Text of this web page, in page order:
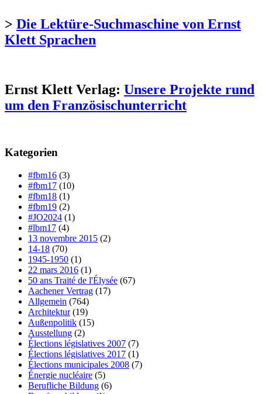
> Die Lektüre-Suchmaschine von Ernst
Klett Sprachen
Ernst Klett Verlag: Unsere Projekte rund
um den Französischunterricht
Kategorien
#fbm16 (3)
#fbm17 (10)
#fbm18 (1)
#fbm19 (2)
#JO2024 (1)
#lbm17 (4)
13 novembre 2015 (2)
14-18 (70)
1945-1950 (1)
22 mars 2016 (1)
50 ans Traité de l'Élysée (67)
Aachener Vertrag (17)
Allgemein (764)
Architektur(19)
Außenpolitik (15)
Ausstellung (2)
Élections législatives 2007 (7)
Élections législatives 2017 (1)
Élections municipales 2008 (7)
Énergie nucléaire (5)
Berufliche Bildung (6)